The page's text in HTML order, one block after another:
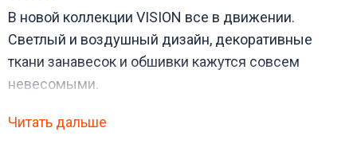
В новой коллекции VISION все в движении.
Светлый и воздушный дизайн, декоративные
ткани занавесок и обшивки кажутся совсем
невесомыми.
Элегантная коллекция ANCONA знакомит с
Читать дальше